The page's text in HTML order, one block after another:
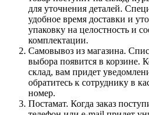
для уточнения деталей.
удобное время доставки и
упаковку на целостность и
комплектации.
Самовывоз из магазина.
выбора появится в корзине.
склад, вам придет
обратитесь к сотруднику в
номер.
Постамат. Когда заказ